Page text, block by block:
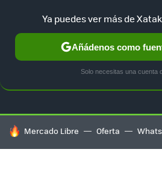
TESLA UBER AUTO ELECTRICO
HOY SE HABLA DE
Mercado Libre Oferta
Ya puedes ver más de
Añádenos como
Solo necesitas una cuenta